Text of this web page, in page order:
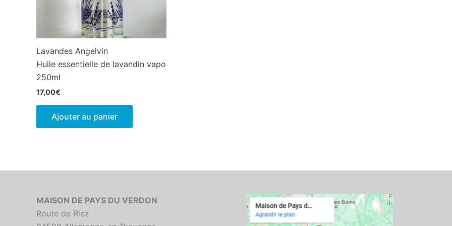
Lavandes Angelvin
Huile essentielle de lavandin vapo
250ml
17,00€
Ajouter au panier
MAISON DE PAYS DU VERDON
Route de Riez